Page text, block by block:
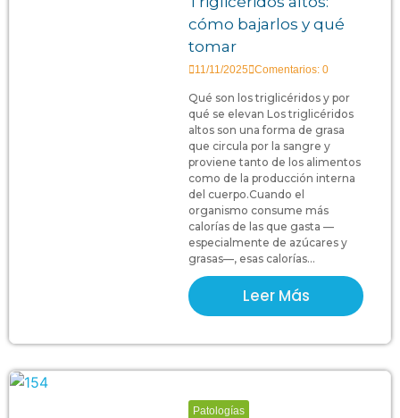
cómo bajarlos y qué
tomar
11/11/2025 Comentarios: 0
Qué son los triglicéridos y por
qué se elevan Los triglicéridos
altos son una forma de grasa
que circula por la sangre y
proviene tanto de los alimentos
como de la producción interna
del cuerpo.Cuando el
organismo consume más
calorías de las que gasta —
especialmente de azúcares y
grasas—, esas calorías...
Leer Más
Patologías